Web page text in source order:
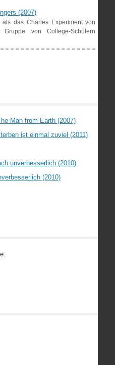
(2007)
als das Charles Experiment von
von College-Schülern
Man from Earth (2007)
ist einmal zuviel (2011)
unverbesserlich (2010)
(2010)